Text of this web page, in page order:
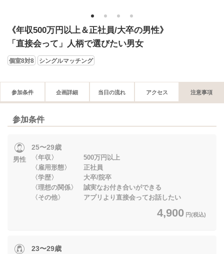
1 2 3 4
《年収500万円以上＆正社員/大卒の男性》
「直接会って」人柄で選びたい男女
個室8対8 シングルマッチング
参加条件 企画詳細 当日の流れ アクセス 注意事項
参加条件
男性
25〜29歳
〈年収〉 500万円以上
〈雇用形態〉 正社員
〈学歴〉 大卒/院卒
〈理想の関係〉 誠実なお付き合いができる
〈その他〉 アプリより直接会ってお話したい
4,900 円(税込)
23〜29歳